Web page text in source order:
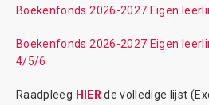
Boekenfonds 2026-2027 Eigen
Boekenfonds 2026-2027 Eigen
4/5/6
Raadpleeg HIERde volledige lijst